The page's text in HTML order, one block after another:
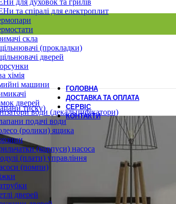
та спіралі для електроплит
скла
(прокладки)
дверей
хімія
машини
дверей
води (декальцифікатори)
подачі води
(ролики) ящика
(корпуси) насоса
(плати) управління
(помпи)
дверей
тиску)
ГОЛОВНА
ДОСТАВКА ТА ОПЛАТА
СЕРВІС
КОНТАКТИ